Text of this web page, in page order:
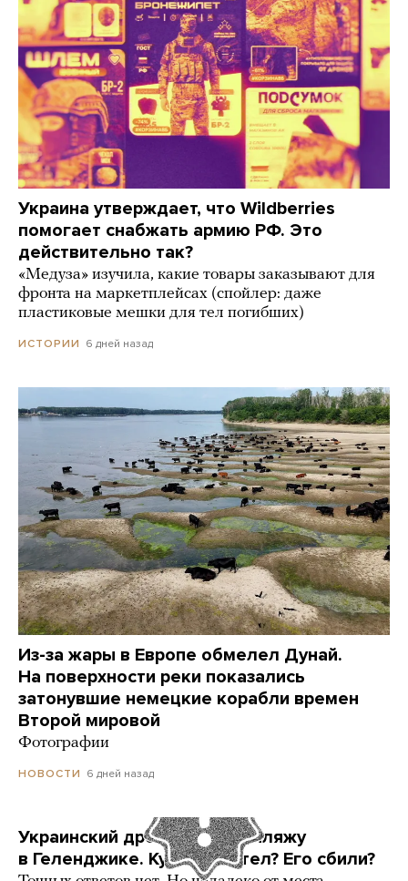
Украина утверждает, что Wildberries
помогает снабжать армию РФ. Это
действительно так?
«Медуза» изучила, какие товары заказывают для
фронта на маркетплейсах (спойлер: даже
пластиковые мешки для тел погибших)
ИСТОРИИ 6 дней назад
Из-за жары в Европе обмелел Дунай.
На поверхности реки показались
затонувшие немецкие корабли времен
Второй мировой
Фотографии
НОВОСТИ 6 дней назад
Украинский дрон попал по пляжу
в Геленджике. Куда он летел? Его сбили?